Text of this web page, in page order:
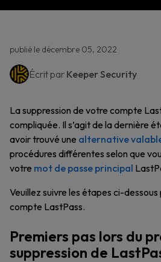
publié le décembre 05, 2022
Écrit par Keeper Security
La suppression de votre compte
compliquée. Il s’agit de la dernière
avoir trouvé une alternative
procédures différentes selon que
votre mot de passe principal
Veuillez suivre les étapes ci-
compte LastPass.
Premiers pas lors du
suppression de